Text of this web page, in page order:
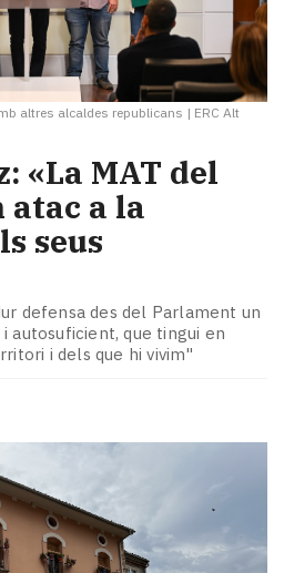
altres alcaldes republicans | ERC Alt
«La MAT del
atac a la
seus
defensa des del Parlament un
autosuficient, que tingui en
i dels que hi vivim"